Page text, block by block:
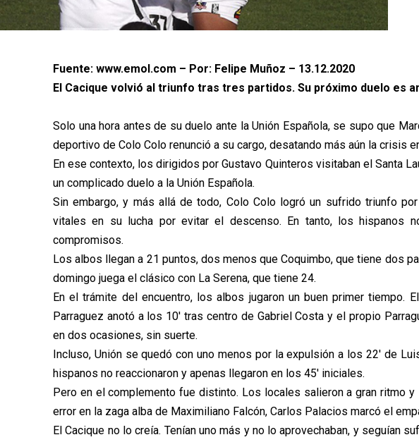
Fuente: www.emol.com – Por: Felipe Muñoz – 13.12.2020
El Cacique volvió al triunfo tras tres partidos. Su próximo duelo es
Solo una hora antes de su duelo ante la Unión Española, se supo que
deportivo de Colo Colo renunció a su cargo, desatando más aún la crisis
En ese contexto, los dirigidos por Gustavo Quinteros visitaban el Santa
un complicado duelo a la Unión Española.
Sin embargo, y más allá de todo, Colo Colo logró un sufrido triunfo
vitales en su lucha por evitar el descenso. En tanto, los hispanos
compromisos.
Los albos llegan a 21 puntos, dos menos que Coquimbo, que tiene dos
domingo juega el clásico con La Serena, que tiene 24.
En el trámite del encuentro, los albos jugaron un buen primer tiempo.
Parraguez anotó a los 10' tras centro de Gabriel Costa y el propio
en dos ocasiones, sin suerte.
Incluso, Unión se quedó con uno menos por la expulsión a los 22' de
hispanos no reaccionaron y apenas llegaron en los 45' iniciales.
Pero en el complemento fue distinto. Los locales salieron a gran ritmo y
error en la zaga alba de Maximiliano Falcón, Carlos Palacios marcó el
El Cacique no lo creía. Tenían uno más y no lo aprovechaban, y seguían